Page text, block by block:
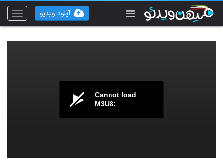
Toggle
آپلود ویدیو
Cannot load
M3U8: